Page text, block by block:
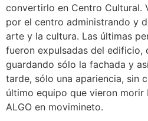
convertirlo en Centro Cultural.
por el centro administrando y
arte y la cultura. Las últimas
fueron expulsadas del edificio,
guardando sólo la fachada y
tarde, sólo una apariencia, sin
último equipo que vieron morir
ALGO en movimineto.